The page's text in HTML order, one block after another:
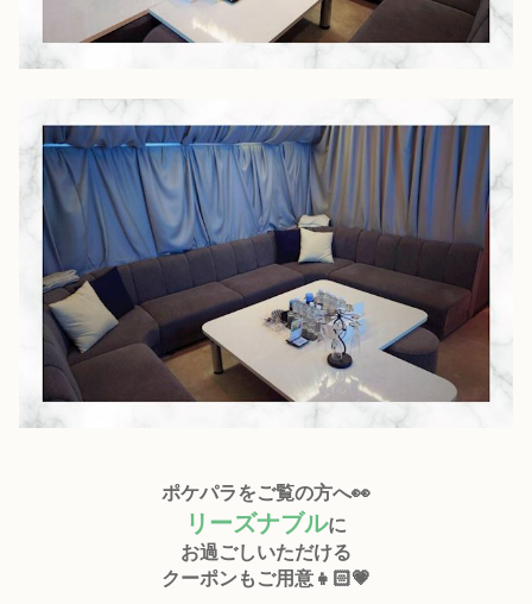
ポケパラをご覧の方へ👀
リーズナブルに
お過ごしいただける
クーポンもご用意👧🏻💗
このお店をシェアする
LINE X (旧Twitter)
会員ログイン
女の子ログイン
新規会員登録
北海道 東北
甲信越 北陸
関東 静岡